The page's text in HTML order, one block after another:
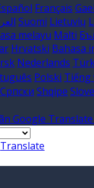
Français
Suomi Lietuvių
melayu Malti
Hrvatski Bahasa
Nederlands
Polski Tiếng
Српски Shqipe
Translate